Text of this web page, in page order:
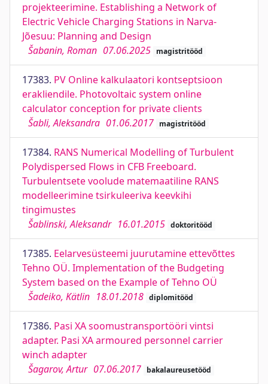
projekteerimine. Establishing a Network of
Electric Vehicle Charging Stations in Narva-
Jõesuu: Planning and Design
Šabanin, Roman 07.06.2025 magistritööd
17383. PV Online kalkulaatori kontseptsioon
erakliendile. Photovoltaic system online
calculator conception for private clients
Šabli, Aleksandra 01.06.2017 magistritööd
17384. RANS Numerical Modelling of Turbulent
Polydispersed Flows in CFB Freeboard.
Turbulentsete voolude matemaatiline RANS
modelleerimine tsirkuleeriva keevkihi
tingimustes
Šablinski, Aleksandr 16.01.2015 doktoritööd
17385. Eelarvesüsteemi juurutamine ettevõttes
Tehno OÜ. Implementation of the Budgeting
System based on the Example of Tehno OÜ
Šadeiko, Kätlin 18.01.2018 diplomitööd
17386. Pasi XA soomustransportööri vintsi
adapter. Pasi XA armoured personnel carrier
winch adapter
Šagarov, Artur 07.06.2017 bakalaureusetööd